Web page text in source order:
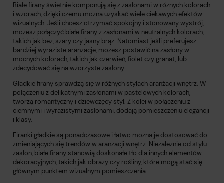
Białe firany świetnie komponują się z zasłonami w różnych kolorach
i wzorach, dzięki czemu można uzyskać wiele ciekawych efektów
wizualnych. Jeśli chcesz otrzymać spokojny i stonowany wystrój,
możesz połączyć białe firany z zasłonami w neutralnych kolorach,
takich jak beż, szary czy jasny brąz. Natomiast jeśli preferujesz
bardziej wyraziste aranżacje, możesz postawić na zasłony w
mocnych kolorach, takich jak czerwień, fiolet czy granat, lub
zdecydować się na wzorzyste zasłony.
Gładkie firany sprawdzą się w różnych stylach aranżacji wnętrz. W
połączeniu z delikatnymi zasłonami w pastelowych kolorach,
tworzą romantyczny i dziewczęcy styl. Z kolei w połączeniu z
ciemnymi i wyrazistymi zasłonami, dodają pomieszczeniu elegancji
i klasy.
Firanki gładkie są ponadczasowe i łatwo można je dostosować do
zmieniających się trendów w aranżacji wnętrz. Niezależnie od stylu
zasłon, białe firany stanowią doskonałe tło dla innych elementów
dekoracyjnych, takich jak obrazy czy rośliny, które mogą stać się
głównym punktem wizualnym pomieszczenia.